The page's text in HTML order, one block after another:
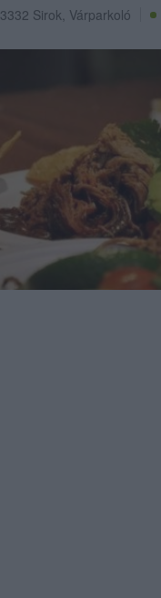
3332 Sirok, Várparkoló